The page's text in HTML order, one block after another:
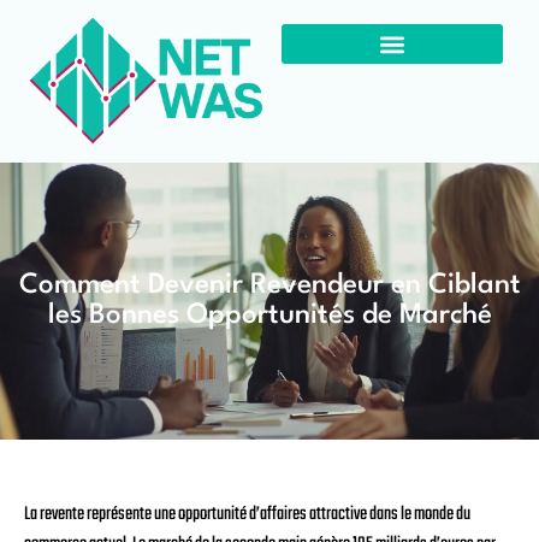
Comment Devenir Revendeur en Ciblant
les Bonnes Opportunités de Marché
La revente représente une opportunité d’affaires attractive dans le monde du